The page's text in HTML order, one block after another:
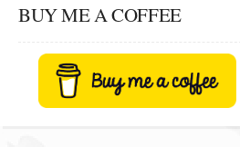
BUY ME A COFFEE